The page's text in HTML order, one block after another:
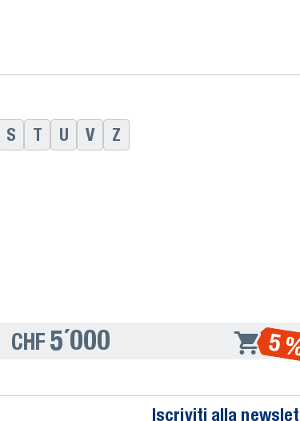
S T U V Z
CHF 5´000 5
Iscriviti alla